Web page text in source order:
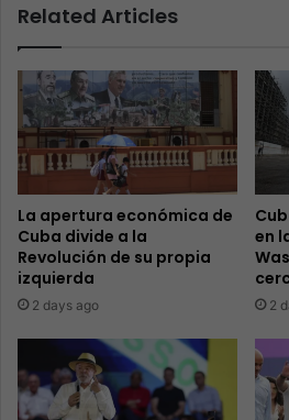
Related Articles
La apertura económica de
Cuba divide a la
Revolución de su propia
izquierda
2 days ago
en
2